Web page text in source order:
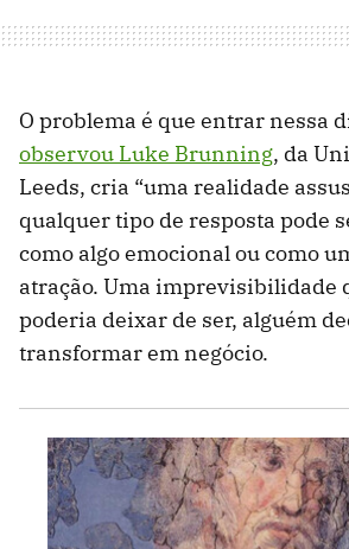
O problema é que entrar nessa
observou Luke Brunning, da
Leeds, cria “uma realidade
qualquer tipo de resposta pode
como algo emocional ou como
atração. Uma imprevisibilidade
poderia deixar de ser, alguém
transformar em negócio.